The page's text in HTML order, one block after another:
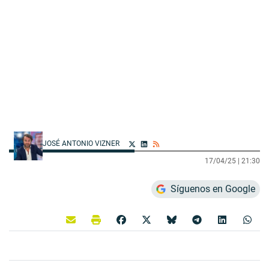
JOSÉ ANTONIO VIZNER
17/04/25 | 21:30
Síguenos en Google